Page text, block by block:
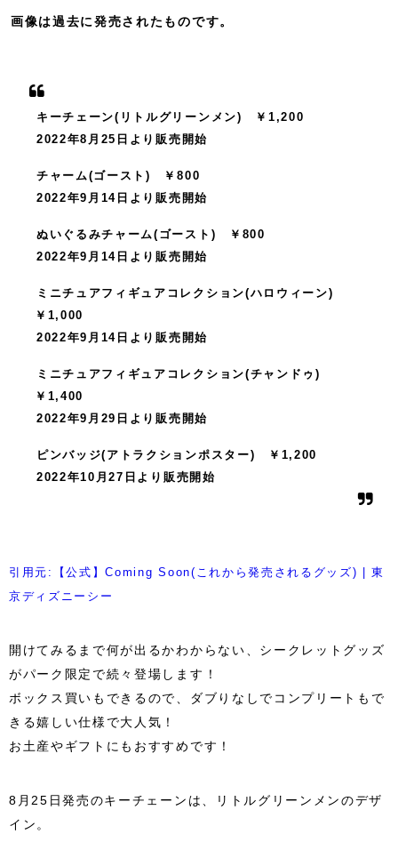
画像は過去に発売されたものです。
キーチェーン(リトルグリーンメン) ￥1,200
2022年8月25日より販売開始
チャーム(ゴースト) ￥800
2022年9月14日より販売開始
ぬいぐるみチャーム(ゴースト) ￥800
2022年9月14日より販売開始
ミニチュアフィギュアコレクション(ハロウィーン)
￥1,000
2022年9月14日より販売開始
ミニチュアフィギュアコレクション(チャンドゥ)
￥1,400
2022年9月29日より販売開始
ピンバッジ(アトラクションポスター) ￥1,200
2022年10月27日より販売開始
引用元:【公式】Coming Soon(これから発売されるグッズ) | 東
京ディズニーシー
開けてみるまで何が出るかわからない、シークレットグッズ
がパーク限定で続々登場します！
ボックス買いもできるので、ダブりなしでコンプリートもで
きる嬉しい仕様で大人気！
お土産やギフトにもおすすめです！
8月25日発売のキーチェーンは、リトルグリーンメンのデザ
イン。